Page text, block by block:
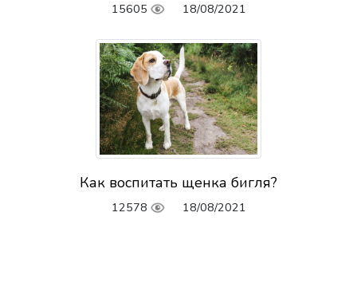
15605 18/08/2021
Как воспитать щенка бигля?
12578 18/08/2021